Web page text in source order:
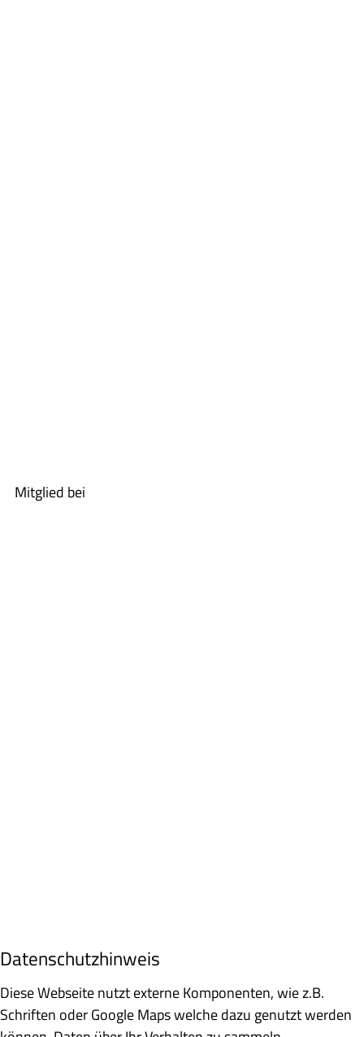
Mitglied bei
Datenschutzhinweis
Diese Webseite nutzt externe Komponenten, wie z.B.
Schriften oder Google Maps welche dazu genutzt werden